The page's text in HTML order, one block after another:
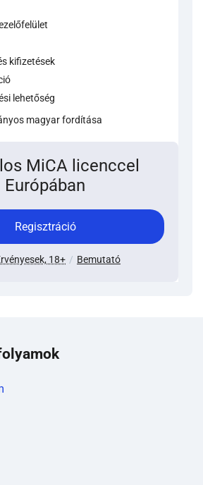
kifizetések
lehetőség
magyar fordítása
MiCA licenccel
Európában
Regisztráció
18+ Bemutató